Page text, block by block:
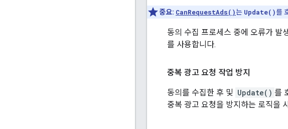
중요: CanRequestAds()는 Update()를
동의 수집 프로세스 중에 오류가 발
를 사용합니다.
중복 광고 요청 작업 방지
동의를 수집한 후 및 Update() 를
중복 광고 요청을 방지하는 로직을